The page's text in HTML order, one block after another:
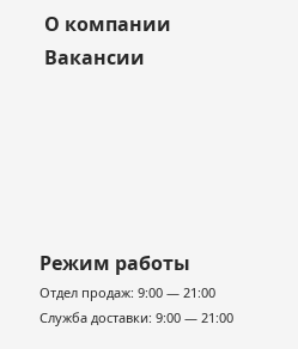
О компании
Вакансии
Режим работы
Отдел продаж: 9:00 — 21:00
Служба доставки: 9:00 — 21:00